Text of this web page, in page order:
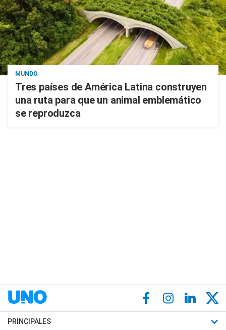
MUNDO
Tres países de América Latina construyen
una ruta para que un animal emblemático
se reproduzca
PRINCIPALES